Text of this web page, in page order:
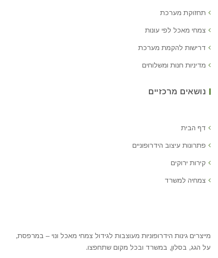
תחזוקת מערכת
צמחי מאכל לפי עונות
דרישות להקמת מערכת
מדיניות חנות ומשלוחים
נושאים מרכזיים
דף הבית
פתרונות עיצוב הידרופוניים
קירות ירוקים
צמחיה למשרד
מייצרים גינות הידרופוניות מעוצבות לגידול צמחי מאכל ונוי – במרפסת,
על הגג, בסלון, במשרד ובכל מקום שתחפצו.